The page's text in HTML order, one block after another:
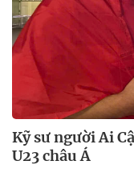
Kỹ sư người Ai
U23 châu Á